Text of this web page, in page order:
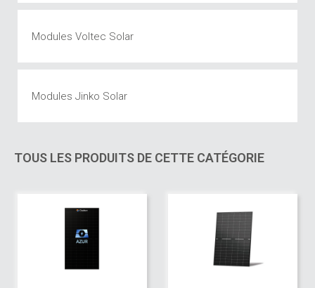
Modules Voltec Solar
Modules Jinko Solar
TOUS LES PRODUITS DE CETTE CATÉGORIE